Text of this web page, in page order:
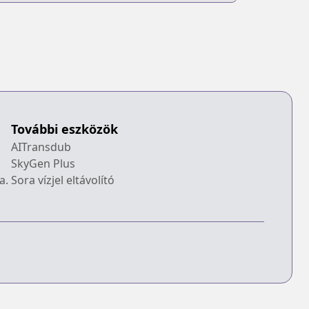
További eszközök
AITransdub
SkyGen Plus
Sora vízjel eltávolító